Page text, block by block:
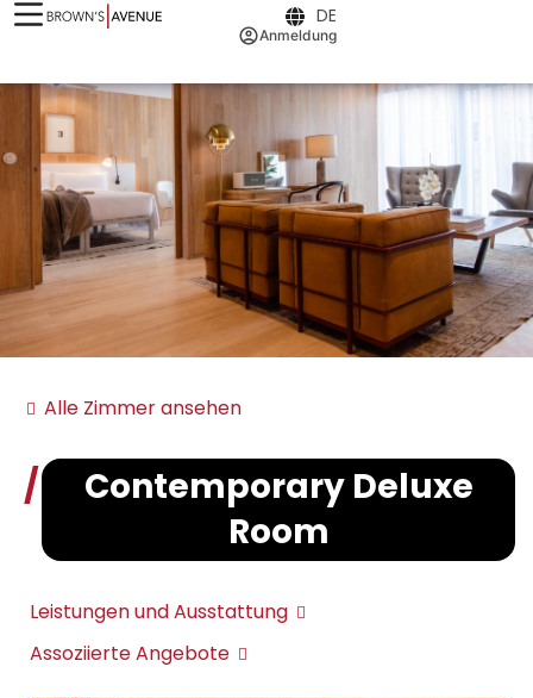
Anmeldung
DE
Alle Zimmer ansehen
Contemporary Deluxe
Room
Leistungen und Ausstattung
Assoziierte Angebote